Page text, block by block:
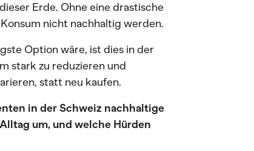
Erde. Ohne eine drastische
nicht nachhaltig werden.
Option wäre, ist dies in der
stark zu reduzieren und
statt neu kaufen.
in der Schweiz nachhaltige
um, und welche Hürden